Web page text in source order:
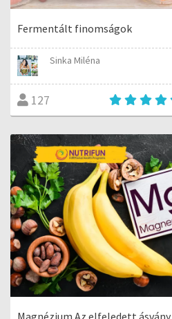
Fermentált finomságok
Sinka Miléna
127